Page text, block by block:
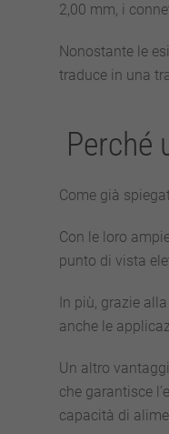
2,00 mm, i
Nonostante le
traduce in una
Perché
Come già
Con le loro
punto di vista
In più, grazie
anche le
Un altro
che garantisce
capacità di